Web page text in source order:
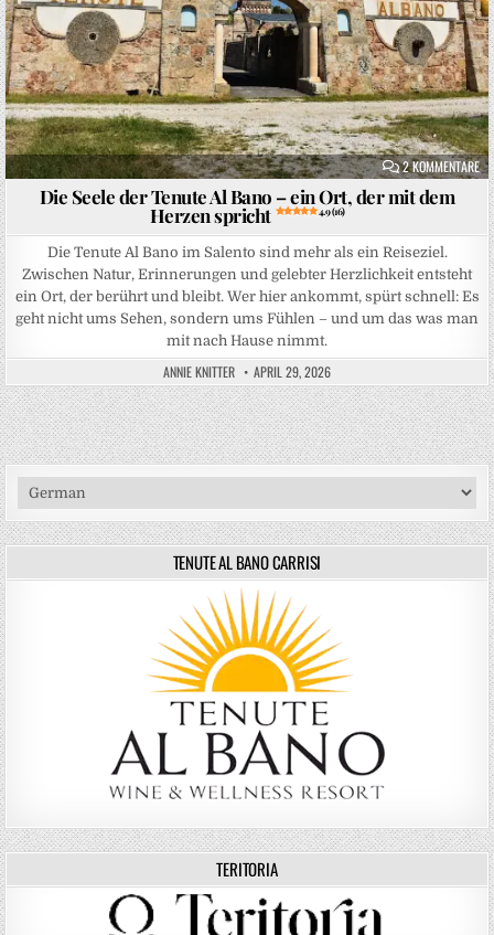
2 KOMMENTAREZU
Die Seele der Tenute Al Bano – ein Ort, der mit dem
Herzen spricht 4.9 (16)
Die Tenute Al Bano im Salento sind mehr als ein Reiseziel.
Zwischen Natur, Erinnerungen und gelebter Herzlichkeit entsteht
ein Ort, der berührt und bleibt. Wer hier ankommt, spürt schnell: Es
geht nicht ums Sehen, sondern ums Fühlen – und um das was man
mit nach Hause nimmt.
ANNIE KNITTER APRIL 29, 2026
TENUTE AL BANO CARRISI
TERITORIA